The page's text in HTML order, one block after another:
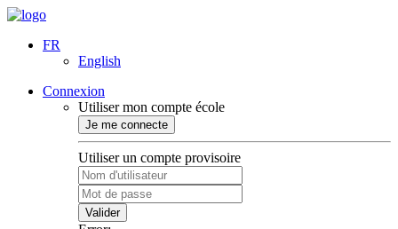
FR
English
Connexion
Utiliser mon compte école
Je me connecte
Utiliser un compte provisoire
Valider